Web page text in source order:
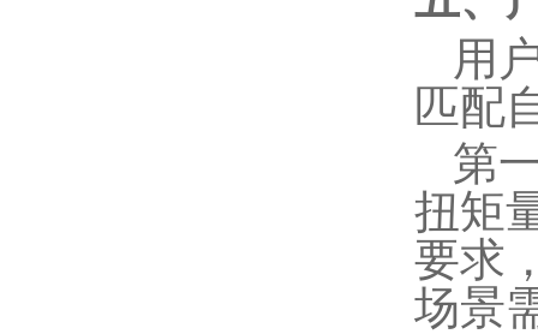
用
匹配
第
扭矩
要求
场景